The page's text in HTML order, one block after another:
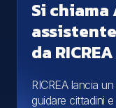
Si
da RICREA
RICREA lancia
guidare cittadini